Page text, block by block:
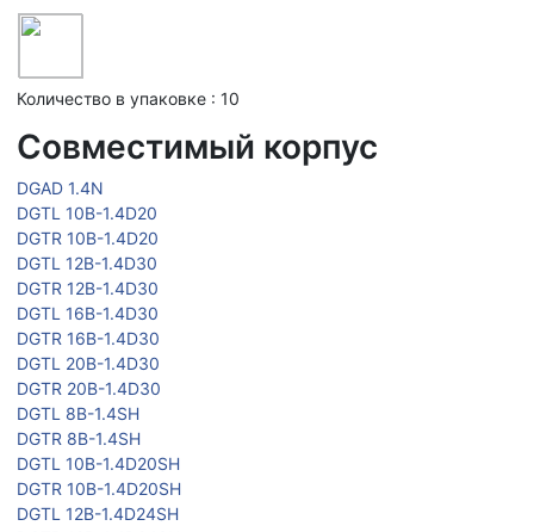
Количество в упаковке : 10
Совместимый корпус
DGAD 1.4N
DGTL 10B-1.4D20
DGTR 10B-1.4D20
DGTL 12B-1.4D30
DGTR 12B-1.4D30
DGTL 16B-1.4D30
DGTR 16B-1.4D30
DGTL 20B-1.4D30
DGTR 20B-1.4D30
DGTL 8B-1.4SH
DGTR 8B-1.4SH
DGTL 10B-1.4D20SH
DGTR 10B-1.4D20SH
DGTL 12B-1.4D24SH